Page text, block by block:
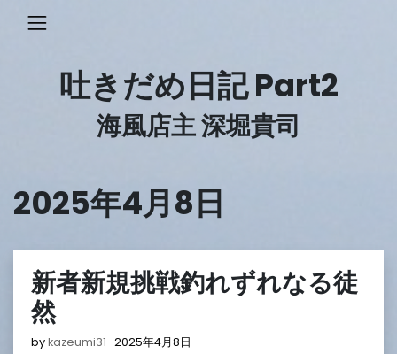
吐きだめ日記 Part2
海風店主 深堀貴司
2025年4月8日
新者新規挑戦釣れずれなる徒
然
bykazeumi31 2025年4月8日